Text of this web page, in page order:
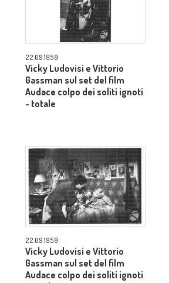
22.09.1959
Vicky Ludovisi e Vittorio
Gassman sul set del film
Audace colpo dei soliti ignoti
- totale
22.09.1959
Vicky Ludovisi e Vittorio
Gassman sul set del film
Audace colpo dei soliti ignoti